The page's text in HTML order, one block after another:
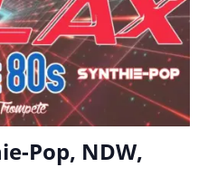
Pop, NDW,